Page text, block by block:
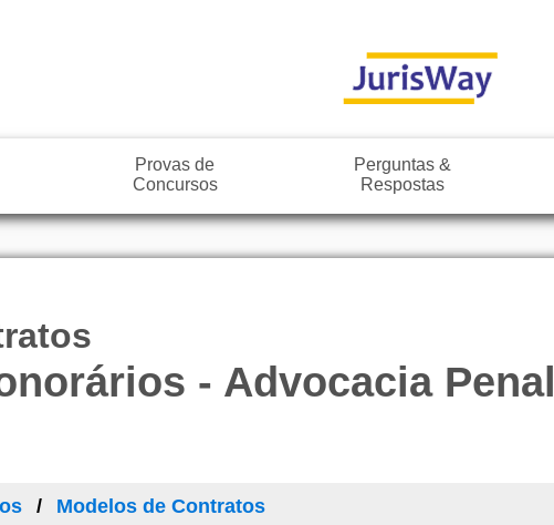
Provas de
Concursos
Perguntas &
Respostas
- Advocacia Penal
Modelos de Contratos